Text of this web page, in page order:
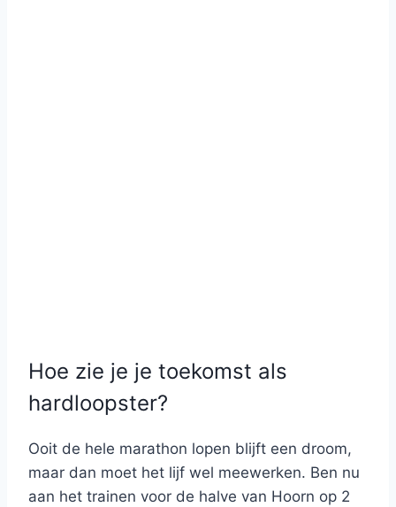
Hoe zie je je toekomst als
hardloopster?
Ooit de hele marathon lopen blijft een droom,
maar dan moet het lijf wel meewerken. Ben nu
aan het trainen voor de halve van Hoorn op 2